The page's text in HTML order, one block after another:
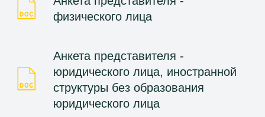
физического лица
Анкета представителя -
юридического лица, иностранной
структуры без образования
юридического лица